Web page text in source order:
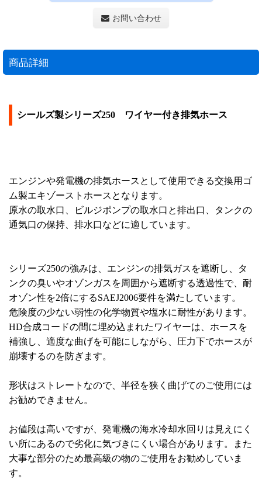
お問い合わせ
商品詳細
シールズ製シリーズ250 ワイヤー付き排気ホース
エンジンや発電機の排気ホースとして使用できる交換用ゴ
ム製エキゾーストホースとなります。
原水の取水口、ビルジポンプの取水口と排出口、タンクの
通気口の保持、排水口などに適しています。
シリーズ250の強みは、エンジンの排気ガスを遮断し、タ
ンクの臭いやオゾンガスを周囲から遮断する透過性で、耐
オゾン性を2倍にするSAEJ2006要件を満たしています。
危険度の少ない弱性の化学物質や塩水に耐性があります。
HD合成コードの間に埋め込まれたワイヤーは、ホースを
補強し、適度な曲げを可能にしながら、圧力下でホースが
崩壊するのを防ぎます。
形状はストレートなので、半径を狭く曲げてのご使用には
お勧めできません。
お値段は高いですが、発電機の海水冷却水回りは見えにく
い所にあるので劣化に気づきにくい場合があります。また
大事な部分のため最高級の物のご使用をお勧めしていま
す。